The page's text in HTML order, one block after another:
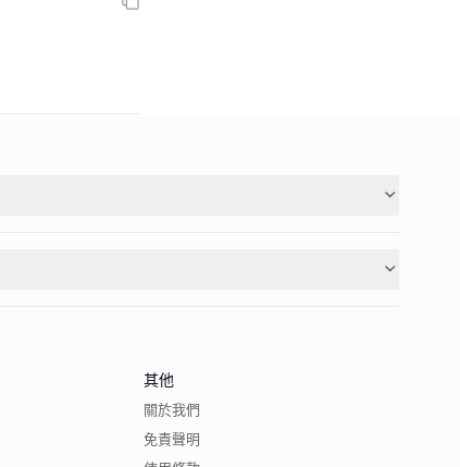
其他
關於我們
免責聲明